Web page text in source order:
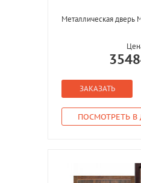
Металлическая дверь
ЗАКАЗАТЬ
ПОСМОТРЕТЬ В